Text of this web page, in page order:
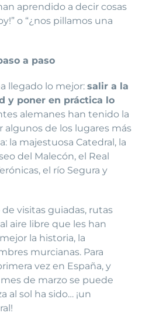
aprendido a decir cosas
o “¿nos pillamos una
a paso
llegado lo mejor: salir a la
y poner en práctica lo
alemanes han tenido la
de los lugares más
la majestuosa Catedral, la
del Malecón, el Real
el río Segura y
visitas guiadas, rutas
aire libre que les han
la historia, la
murcianas. Para
vez en España, y
de marzo se puede
al sol ha sido… ¡un